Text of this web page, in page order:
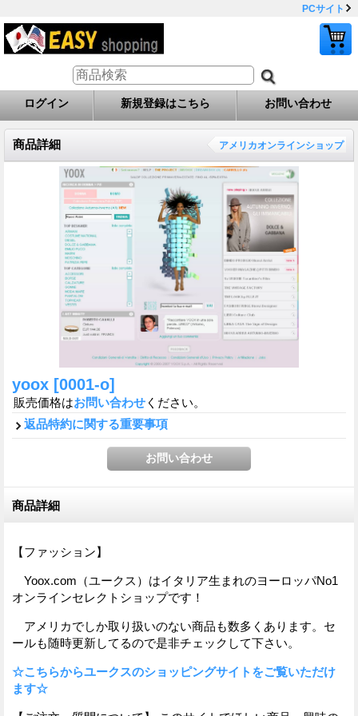
PCサイト
ログイン 新規登録はこちら お問い合わせ
商品詳細 アメリカオンラインショップ
yoox [0001-o]
販売価格はお問い合わせ ください。
返品特約に関する重要事項
商品詳細
【ファッション】
Yoox.com（ユークス）はイタリア生まれのヨーロッパNo1
オンラインセレクトショップです！
アメリカでしか取り扱いのない商品も数多くあります。セ
ールも随時更新してるので是非チェックして下さい。
☆こちらからユークスのショッピングサイトをご覧いただけ
ます☆